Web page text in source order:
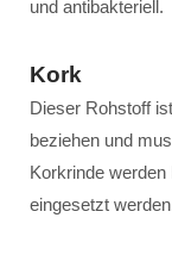
und antibakteriell.
Kork
Dieser Rohstoff
beziehen und
Korkrinde
eingesetzt